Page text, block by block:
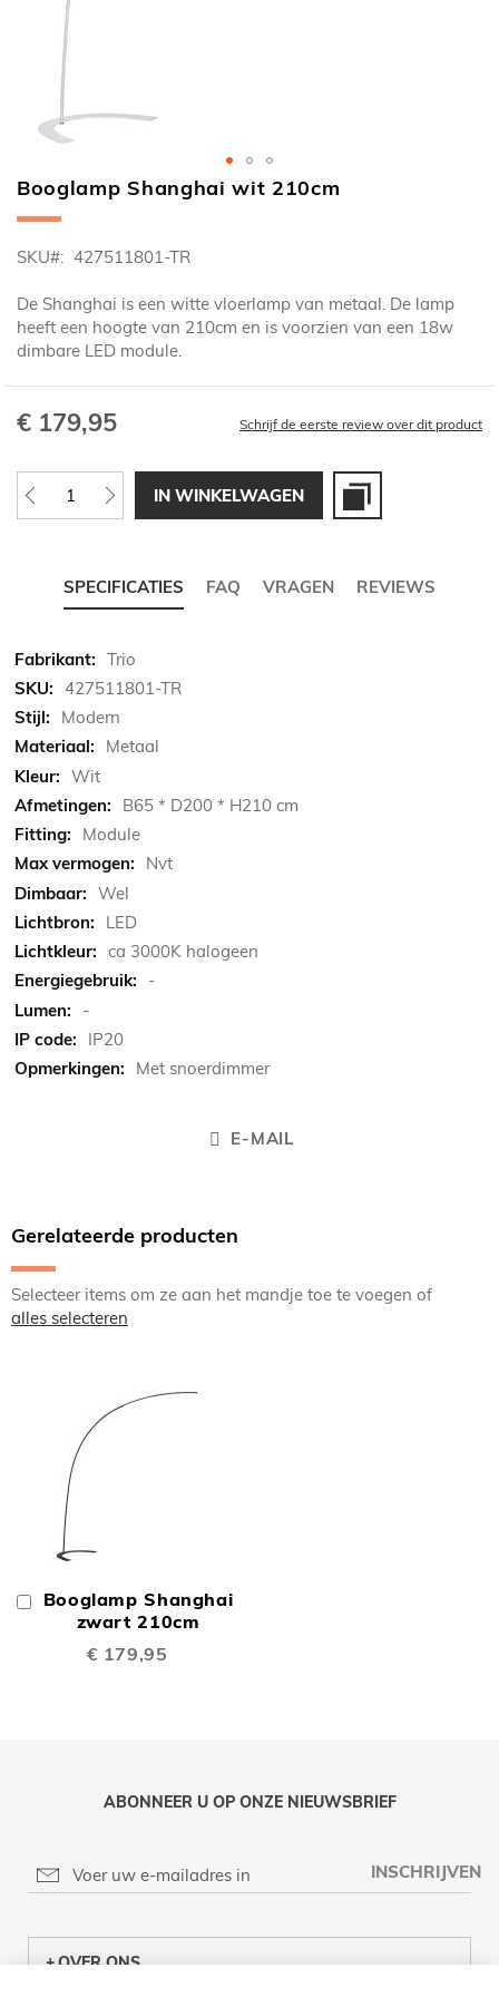
Ga
naar
begin
de
afbeeldingen-
gallerij
Booglamp Shanghai wit 210cm
SKU 427511801-TR
De Shanghai is een witte vloerlamp van metaal. De lamp
heeft een hoogte van 210cm en is voorzien van een 18w
dimbare LED module.
€ 179,95 Schrijf de eerste review over dit product
IN WINKELWAGEN
SPECIFICATIES FAQ VRAGEN REVIEWS
Meer
informatie
Trio
427511801-TR
Modern
Metaal
Wit
B65 * D200 * H210 cm
Module
Nvt
Wel
LED
ca 3000K halogeen
-
-
IP20
Met snoerdimmer
E-MAIL
Gerelateerde producten
Selecteer items om ze aan het mandje toe te voegen of
alles selecteren
Booglamp Shanghai
zwart 210cm
€ 179,95
In
Winkelwagen
ABONNEER U OP ONZE NIEUWSBRIEF
INSCHRIJVEN
OVER ONS